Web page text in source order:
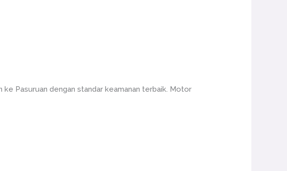
ke Pasuruan dengan standar keamanan terbaik. Motor